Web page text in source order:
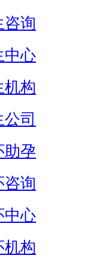
咨询
中心
机构
司
助孕
咨询
中心
机构